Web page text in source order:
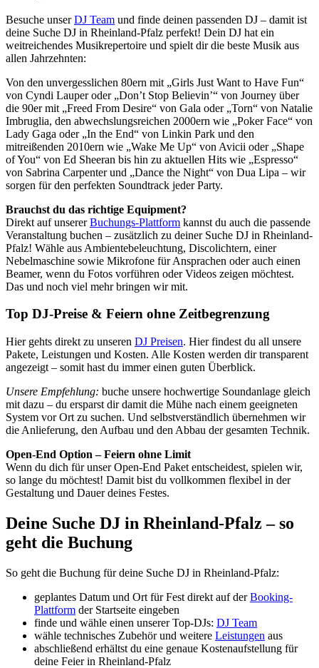
Besuche unserDJ Team und finde deinen passenden DJ – damit ist
deine Suche DJ in Rheinland-Pfalz perfekt! Dein DJ hat ein
weitreichendes Musikrepertoire und spielt dir die beste Musik aus
allen Jahrzehnten:
Von den unvergesslichen 80ern mit „Girls Just Want to Have Fun“
von Cyndi Lauper oder „Don’t Stop Believin’“ von Journey über
die 90er mit „Freed From Desire“ von Gala oder „Torn“ von Natalie
Imbruglia, den abwechslungsreichen 2000ern wie „Poker Face“ von
Lady Gaga oder „In the End“ von Linkin Park und den
mitreißenden 2010ern wie „Wake Me Up“ von Avicii oder „Shape
of You“ von Ed Sheeran bis hin zu aktuellen Hits wie „Espresso“
von Sabrina Carpenter und „Dance the Night“ von Dua Lipa – wir
sorgen für den perfekten Soundtrack jeder Party.
Brauchst du das richtige Equipment?
Direkt auf unsererBuchungs-Plattform kannst du auch die passende
Veranstaltung buchen – zusätzlich zu deiner Suche DJ in Rheinland-
Pfalz! Wähle aus Ambientebeleuchtung, Discolichtern, einer
Nebelmaschine sowie Mikrofone für Ansprachen oder auch einen
Beamer, wenn du Fotos vorführen oder Videos zeigen möchtest.
Das und noch viel mehr bringen wir mit.
Top DJ-Preise & Feiern ohne Zeitbegrenzung
Hier gehts direkt zu unseren DJ Preisen. Hier findest du all unsere
Pakete, Leistungen und Kosten. Alle Kosten werden dir transparent
angezeigt – somit hast du immer einen guten Überblick.
Unsere Empfehlung: buche unsere hochwertige Soundanlage gleich
mit dazu – du ersparst dir damit die Mühe nach einem geeigneten
System vor Ort zu suchen. Und selbstverständlich übernehmen wir
die Anlieferung, den Aufbau und den Abbau der gesamten Technik.
Open-End Option – Feiern ohne Limit
Wenn du dich für unser Open-End Paket entscheidest, spielen wir,
so lange du möchtest! Damit bist du vollkommen flexibel in der
Gestaltung und Dauer deines Festes.
Deine Suche DJ in Rheinland-Pfalz – so
geht die Buchung
So geht die Buchung für deine Suche DJ in Rheinland-Pfalz:
geplantes Datum und Ort für Fest direkt auf derBooking-
Plattform der Startseite eingeben
finde und wähle einen unserer Top-DJs: DJ Team
wähle technisches Zubehör und weitere Leistungen aus
abschließend erhältst du eine genaue Kostenaufstellung für
deine Feier in Rheinland-Pfalz